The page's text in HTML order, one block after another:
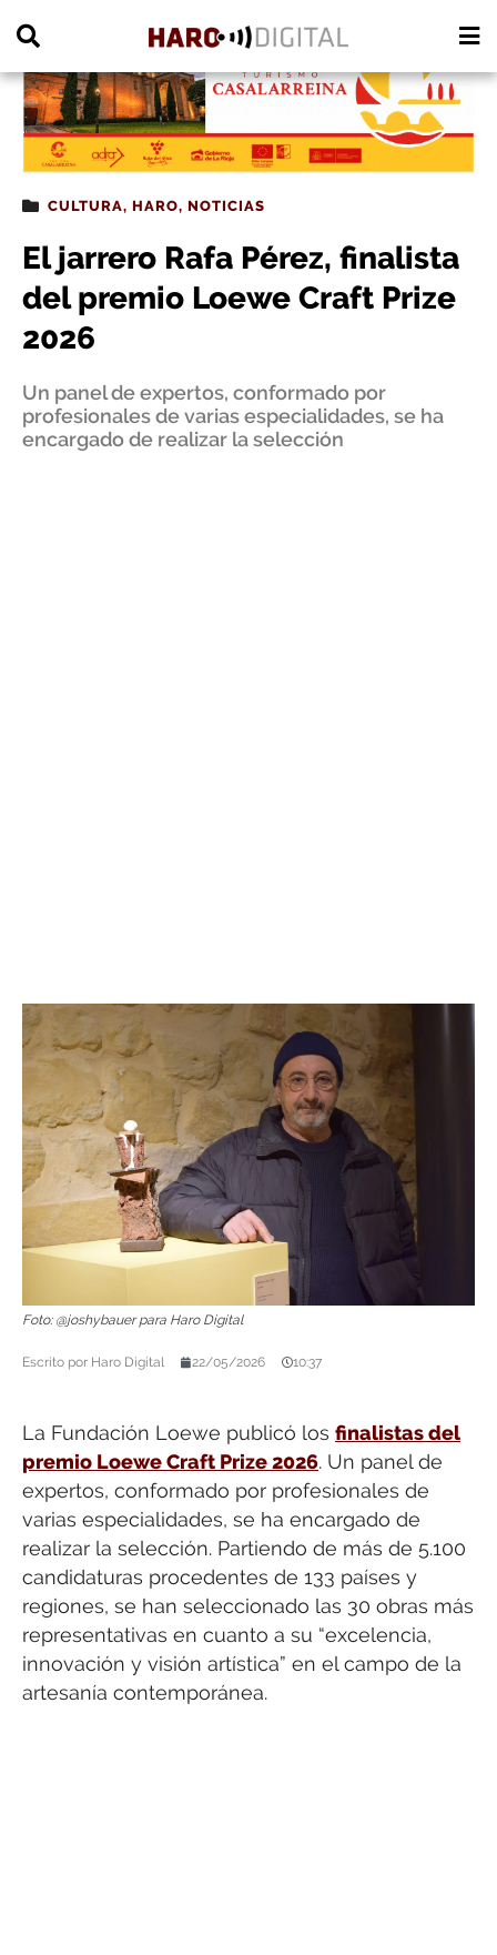
CULTURA, HARO, NOTICIAS
El jarrero Rafa Pérez, finalista
del premio Loewe Craft Prize
2026
Un panel de expertos, conformado por
profesionales de varias especialidades, se ha
encargado de realizar la selección
Foto: @joshybauer para Haro Digital
Escrito por Haro Digital 22/05/2026 10:37
La Fundación Loewe publicó los finalistas del
premio Loewe Craft Prize 2026. Un panel de
expertos, conformado por profesionales de
varias especialidades, se ha encargado de
realizar la selección. Partiendo de más de 5.100
candidaturas procedentes de 133 países y
regiones, se han seleccionado las 30 obras más
representativas en cuanto a su “excelencia,
innovación y visión artística” en el campo de la
artesanía contemporánea.